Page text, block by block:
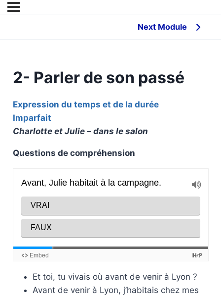
Next Module
2- Parler de son passé
Expression du temps et de la durée
Imparfait
Charlotte et Julie – dans le salon
Questions de compréhension
Et toi, tu vivais où avant de venir à Lyon ?
Avant de venir à Lyon, j’habitais chez mes